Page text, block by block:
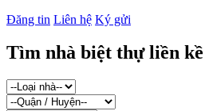
Đăng tin Liên hệ Ký gửi
Tìm nhà biệt thự liền kề